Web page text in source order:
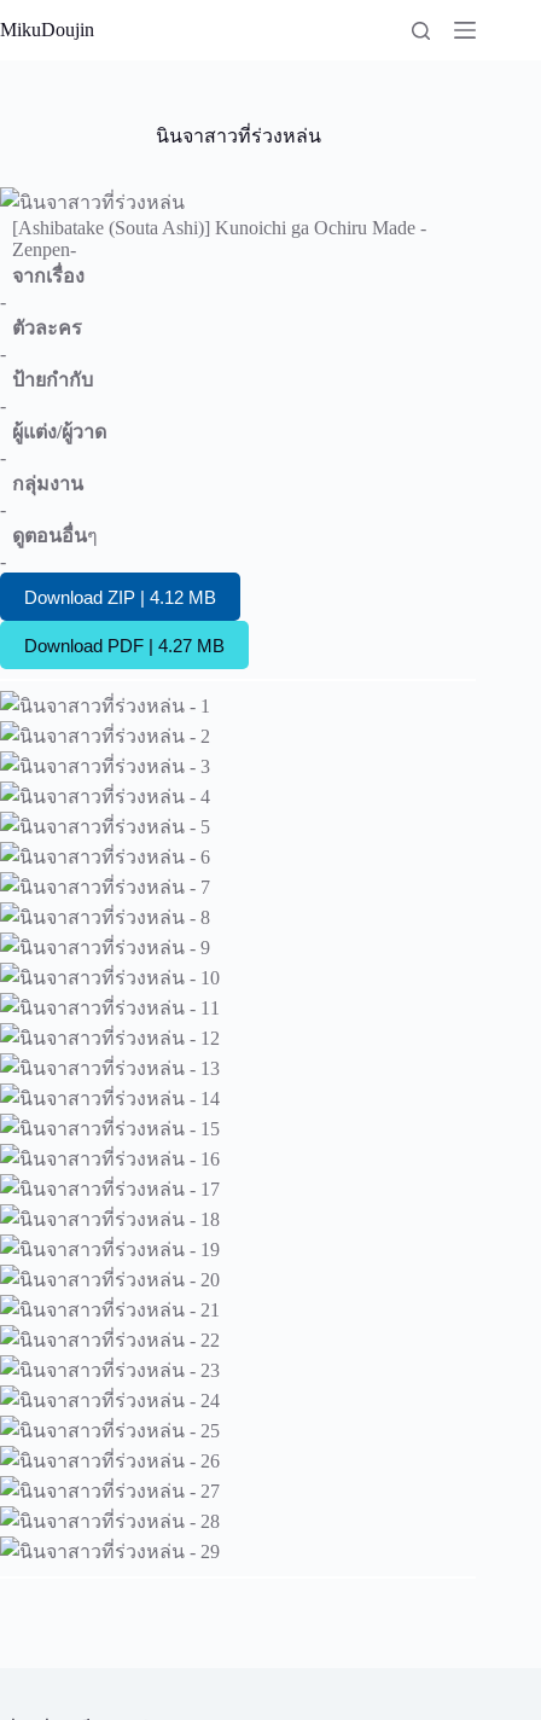
to
MikuDoujin
นินจาสาวที่ร่วงหล่น
[Ashibatake (Souta Ashi)] Kunoichi ga Ochiru Made -
Zenpen-
จากเรื่อง
-
ตัวละคร
-
ป้ายกำกับ
-
ผู้แต่ง/ผู้วาด
-
กลุ่มงาน
-
ดูตอนอื่นๆ
-
Download ZIP | 4.12 MB
Download PDF | 4.27 MB